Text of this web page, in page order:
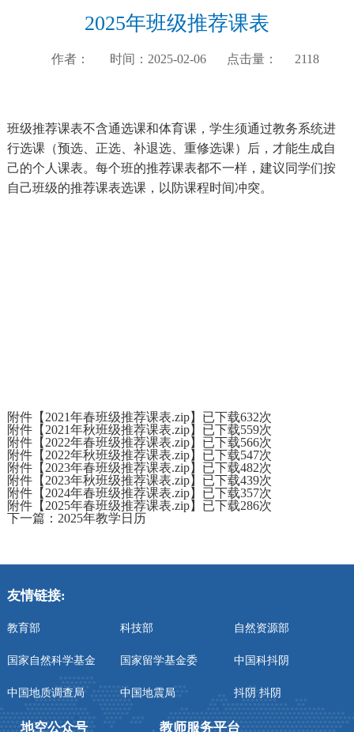
2025年班级推荐课表
作者： 时间：2025-02-06 点击量： 2118
班级推荐课表不含通选课和体育课，学生须通过教务系统进
行选课（预选、正选、补退选、重修选课）后，才能生成自
己的个人课表。每个班的推荐课表都不一样，建议同学们按
自己班级的推荐课表选课，以防课程时间冲突。
附件【 2021年春班级推荐课表.zip】已下载632次
附件【 2021年秋班级推荐课表.zip】已下载559次
附件【 2022年春班级推荐课表.zip】已下载566次
附件【 2022年秋班级推荐课表.zip】已下载547次
附件【 2023年春班级推荐课表.zip】已下载482次
附件【 2023年秋班级推荐课表.zip】已下载439次
附件【 2024年春班级推荐课表.zip】已下载357次
附件【 2025年春班级推荐课表.zip】已下载286次
下一篇： 2025年教学日历
友情链接:
教育部 科技部 自然资源部
国家自然科学基金 国家留学基金委 中国科抖阴
中国地质调查局 中国地震局 抖阴 抖阴
地空公众号 教师服务平台